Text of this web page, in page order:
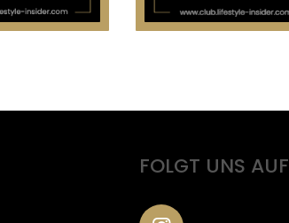
FOLGT UNS AUF